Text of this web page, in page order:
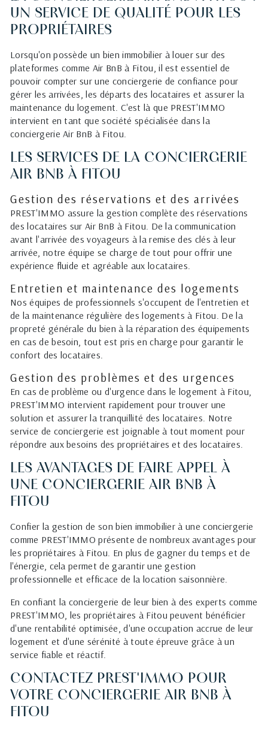
UN SERVICE DE QUALITÉ POUR LES
PROPRIÉTAIRES
Lorsqu'on possède un bien immobilier à louer sur des
plateformes comme Air BnB à Fitou, il est essentiel de
pouvoir compter sur une conciergerie de confiance pour
gérer les arrivées, les départs des locataires et assurer la
maintenance du logement. C'est là que PREST'IMMO
intervient en tant que société spécialisée dans la
conciergerie Air BnB à Fitou.
LES SERVICES DE LA CONCIERGERIE
AIR BNB À FITOU
Gestion des réservations et des arrivées
PREST'IMMO assure la gestion complète des réservations
des locataires sur Air BnB à Fitou. De la communication
avant l'arrivée des voyageurs à la remise des clés à leur
arrivée, notre équipe se charge de tout pour offrir une
expérience fluide et agréable aux locataires.
Entretien et maintenance des logements
Nos équipes de professionnels s'occupent de l'entretien et
de la maintenance régulière des logements à Fitou. De la
propreté générale du bien à la réparation des équipements
en cas de besoin, tout est pris en charge pour garantir le
confort des locataires.
Gestion des problèmes et des urgences
En cas de problème ou d'urgence dans le logement à Fitou,
PREST'IMMO intervient rapidement pour trouver une
solution et assurer la tranquillité des locataires. Notre
service de conciergerie est joignable à tout moment pour
répondre aux besoins des propriétaires et des locataires.
LES AVANTAGES DE FAIRE APPEL À
UNE CONCIERGERIE AIR BNB À
FITOU
Confier la gestion de son bien immobilier à une conciergerie
comme PREST'IMMO présente de nombreux avantages pour
les propriétaires à Fitou. En plus de gagner du temps et de
l'énergie, cela permet de garantir une gestion
professionnelle et efficace de la location saisonnière.
En confiant la conciergerie de leur bien à des experts comme
PREST'IMMO, les propriétaires à Fitou peuvent bénéficier
d'une rentabilité optimisée, d'une occupation accrue de leur
logement et d'une sérénité à toute épreuve grâce à un
service fiable et réactif.
CONTACTEZ PREST'IMMO POUR
VOTRE CONCIERGERIE AIR BNB À
FITOU